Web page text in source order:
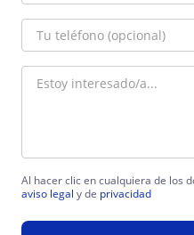
Al hacer clic en cualquiera de los
aviso legal y de privacidad